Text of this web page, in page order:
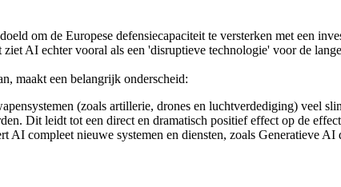
om de Europese defensiecapaciteit te versterken met een
AI echter vooral als een 'disruptieve technologie' voor de
maakt een belangrijk onderscheid:
(zoals artillerie, drones en luchtverdediging) veel
Dit leidt tot een direct en dramatisch positief effect op de
AI compleet nieuwe systemen en diensten, zoals Generatieve